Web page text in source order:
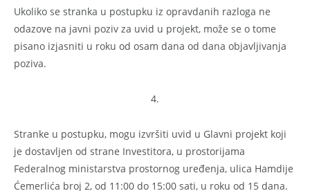
Ukoliko se stranka u postupku iz opravdanih razloga ne
odazove na javni poziv za uvid u projekt, može se o tome
pisano izjasniti u roku od osam dana od dana objavljivanja
poziva.
4.
Stranke u postupku, mogu izvršiti uvid u Glavni projekt koji
je dostavljen od strane Investitora, u prostorijama
Federalnog ministarstva prostornog uređenja, ulica Hamdije
Ćemerlića broj 2, od 11:00 do 15:00 sati, u roku od 15 dana.